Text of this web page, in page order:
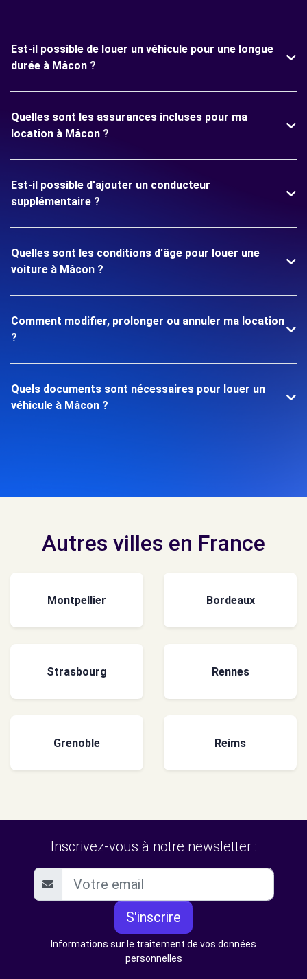
Est-il possible de louer un véhicule pour une longue
durée à Mâcon ?
Quelles sont les assurances incluses pour ma
location à Mâcon ?
Est-il possible d'ajouter un conducteur
supplémentaire ?
Quelles sont les conditions d'âge pour louer une
voiture à Mâcon ?
Comment modifier, prolonger ou annuler ma location
?
Quels documents sont nécessaires pour louer un
véhicule à Mâcon ?
Autres villes en France
Montpellier Bordeaux
Strasbourg Rennes
Grenoble Reims
Inscrivez-vous à notre newsletter :
S'inscrire
Informations sur le traitement de vos données
personnelles